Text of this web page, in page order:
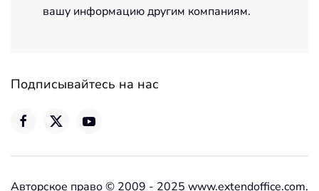
вашу информацию другим компаниям.
Подписывайтесь на нас
Авторское право © 2009 - 2025 www.extendoffice.com.